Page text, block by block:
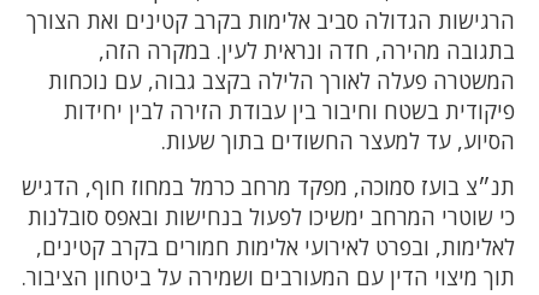
הרגישות הגדולה סביב אלימות בקרב קטינים ואת הצורך
בתגובה מהירה, חדה ונראית לעין. במקרה הזה,
המשטרה פעלה לאורך הלילה בקצב גבוה, עם נוכחות
פיקודית בשטח וחיבור בין עבודת הזירה לבין יחידות
הסיוע, עד למעצר החשודים בתוך שעות.
תנ״צ בועז סמוכה, מפקד מרחב כרמל במחוז חוף, הדגיש
כי שוטרי המרחב ימשיכו לפעול בנחישות ובאפס סובלנות
לאלימות, ובפרט לאירועי אלימות חמורים בקרב קטינים,
תוך מיצוי הדין עם המעורבים ושמירה על ביטחון הציבור.